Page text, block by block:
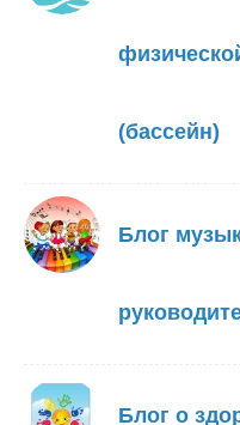
(бассейн)
Блог
Блог о